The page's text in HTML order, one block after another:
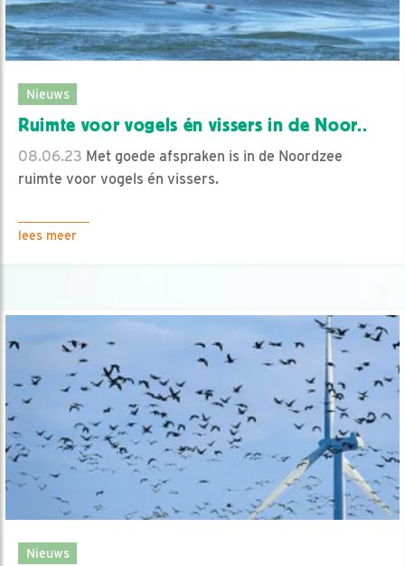
Nieuws
Ruimte voor vogels én vissers in de Noor..
08.06.23 Met goede afspraken is in de Noordzee
ruimte voor vogels én vissers.
lees meer
Nieuws